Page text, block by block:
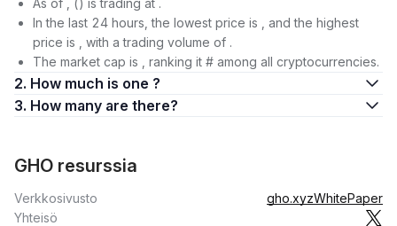
As of , () is trading at .
In the last 24 hours, the lowest price is , and the highest
price is , with a trading volume of .
The market cap is , ranking it # among all cryptocurrencies.
2. How much is one ?
3. How many are there?
GHO resurssia
Verkkosivusto gho.xyzWhitePaper
Yhteisö